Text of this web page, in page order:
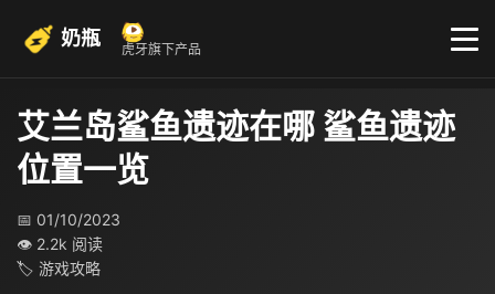
奶瓶 虎牙旗下产品
艾兰岛鲨鱼遗迹在哪 鲨鱼遗迹
位置一览
📅 01/10/2023
👁 2.2k 阅读
🏷 游戏攻略